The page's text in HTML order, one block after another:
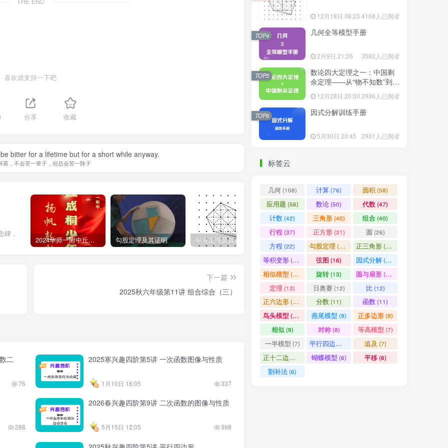
喜欢就支持一下吧
分享 收藏
bitter for a lifetime but for a short while anyway.
茶，不会苦一辈子，但总会苦一阵子
碑，
2024华师一附中丘班游园考试真题 勾股定理及其证明 毕克定理及其证明 几何全等模型手册
下一篇
2025秋六年级第11讲 组合综合（三）
二
76
2025寒兴趣四阶第5讲 一次函数图像与性质
1月10日 16:05 337
288
2026春兴趣四阶第9讲 二次函数的图像与性质
5月15日 12:05 398
12月18日 08:23 4168人已阅读
几何全等模型手册
2月9日 21:26 3582人已阅读
TOP4
数论四大定理之一：中国剩
余定理——从“物不知数”到现
代代数
12月28日 20:00 2936人已阅读
TOP5
因式分解训练手册
5月30日 20:45 2931人已阅读
TOP6
标签云
几何(108) 计算(76) 面积(58)
应用题 (56) 数论(50) 代数(47)
计数(42) 三角形(40) 组合(40)
行程 (37) 正方形(31) 圆 (26)
方程 (22) 勾股定理 (19) 正三角形(19)
等积变形(18) 弦图 (16) 因式分解(15)
相似模型 (14) 旋转(13) 圆与扇形(13)
定理 (13) 日奥赛(12) 比(12)
正六边形(11) 分数(11) 函数(11)
鸟头模型 (10) 燕尾模型 (9) 正多边形(9)
相似 (9) 对称(8) 等高模型 (7)
一半模型 (7) 平行四边形 追及 (7)
正十二边形 蝴蝶模型 (6) 平移(6)
割补法(6)